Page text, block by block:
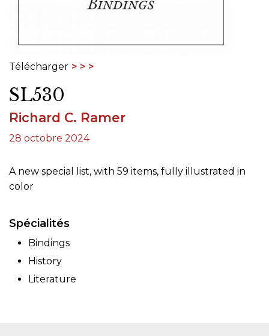
Télécharger
SL530
Richard C. Ramer
28 octobre 2024
A new special list, with 59 items, fully illustrated in
color
Spécialités
Bindings
History
Literature